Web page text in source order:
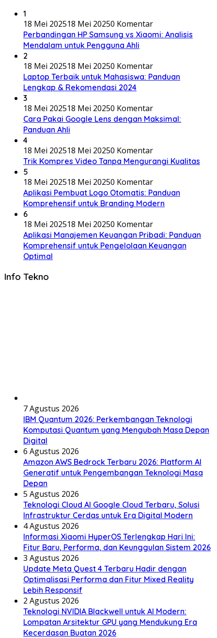
1
18 Mei 202518 Mei 20250 Komentar
Perbandingan HP Samsung vs Xiaomi: Analisis
Mendalam untuk Pengguna Ahli
2
18 Mei 202518 Mei 20250 Komentar
Laptop Terbaik untuk Mahasiswa: Panduan
Lengkap & Rekomendasi 2024
3
18 Mei 202518 Mei 20250 Komentar
Cara Pakai Google Lens dengan Maksimal:
Panduan Ahli
4
18 Mei 202518 Mei 20250 Komentar
Trik Kompres Video Tanpa Mengurangi Kualitas
5
18 Mei 202518 Mei 20250 Komentar
Aplikasi Pembuat Logo Otomatis: Panduan
Komprehensif untuk Branding Modern
6
18 Mei 202518 Mei 20250 Komentar
Aplikasi Manajemen Keuangan Pribadi: Panduan
Komprehensif untuk Pengelolaan Keuangan
Optimal
Info Tekno
7 Agustus 2026
IBM Quantum 2026: Perkembangan Teknologi
Komputasi Quantum yang Mengubah Masa Depan
Digital
6 Agustus 2026
Amazon AWS Bedrock Terbaru 2026: Platform AI
Generatif untuk Pengembangan Teknologi Masa
Depan
5 Agustus 2026
Teknologi Cloud AI Google Cloud Terbaru, Solusi
Infrastruktur Cerdas untuk Era Digital Modern
4 Agustus 2026
Informasi Xiaomi HyperOS Terlengkap Hari Ini:
Fitur Baru, Performa, dan Keunggulan Sistem 2026
3 Agustus 2026
Update Meta Quest 4 Terbaru Hadir dengan
Optimalisasi Performa dan Fitur Mixed Reality
Lebih Responsif
2 Agustus 2026
Teknologi NVIDIA Blackwell untuk AI Modern:
Lompatan Arsitektur GPU yang Mendukung Era
Kecerdasan Buatan 2026